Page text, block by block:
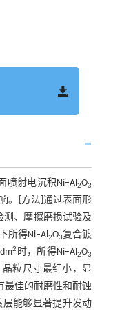
喷射电沉积Ni–Al2O3
。[方法]通过表面形
测、摩擦磨损试验及
所得Ni–Al2O3复合镀
2 时，所得Ni–Al2O3
粒尺寸最细小，显
最佳的耐磨性和耐蚀
层能够显著提升发动